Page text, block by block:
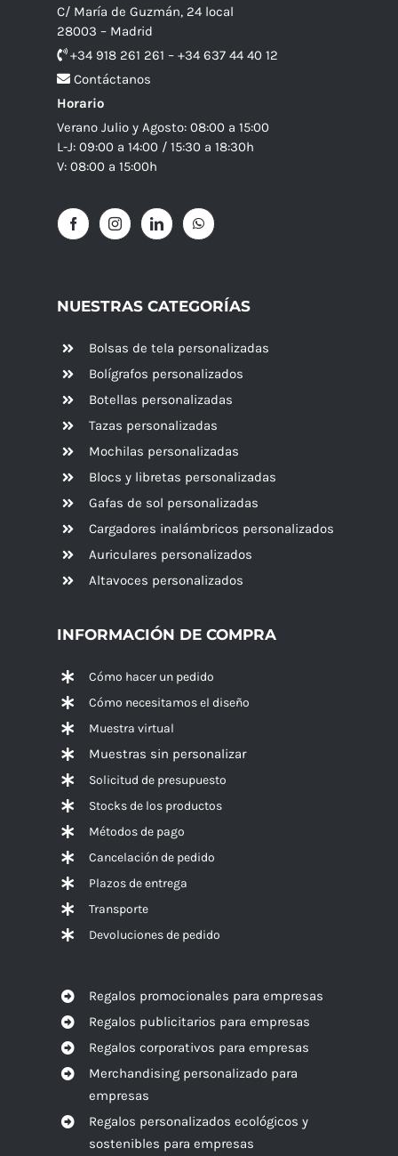
C/ María de Guzmán, 24 local
28003 – Madrid
+34 918 261 261 – +34 637 44 40 12
Contáctanos
Horario
Verano Julio y Agosto: 08:00 a 15:00
L-J: 09:00 a 14:00 / 15:30 a 18:30h
V: 08:00 a 15:00h
NUESTRAS CATEGORÍAS
Bolsas de tela personalizadas
Bolígrafos personalizados
Botellas personalizadas
Tazas personalizadas
Mochilas personalizadas
Blocs y libretas personalizadas
Gafas de sol personalizadas
Cargadores inalámbricos personalizados
Auriculares personalizados
Altavoces personalizados
INFORMACIÓN DE COMPRA
Cómo hacer un pedido
Cómo necesitamos el diseño
Muestra virtual
Muestras sin personalizar
Solicitud de presupuesto
Stocks de los productos
Métodos de pago
Cancelación de pedido
Plazos de entrega
Transporte
Devoluciones de pedido
Regalos promocionales para empresas
Regalos publicitarios para empresas
Regalos corporativos para empresas
Merchandising personalizado para
empresas
Regalos personalizados ecológicos y
sostenibles para empresas